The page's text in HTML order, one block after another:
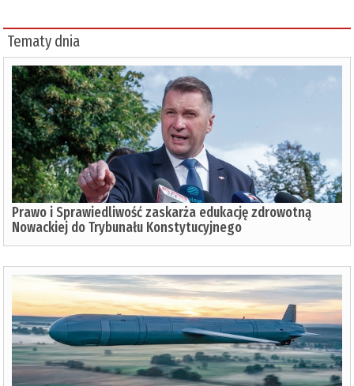
Tematy dnia
Prawo i Sprawiedliwość zaskarża edukację zdrowotną
Nowackiej do Trybunału Konstytucyjnego